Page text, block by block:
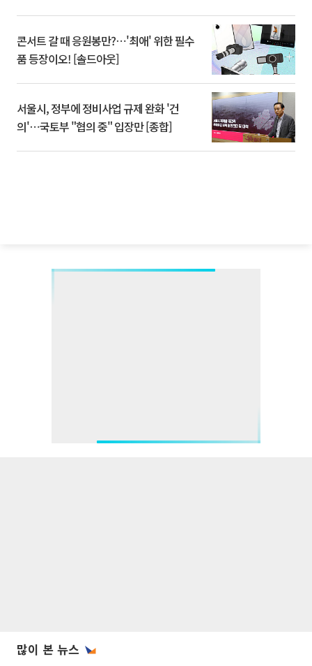
콘서트 갈 때 응원봉만?⋯'최애' 위한 필수
품 등장이오! [솔드아웃]
서울시, 정부에 정비사업 규제 완화 '건
의'⋯국토부 "협의 중" 입장만 [종합]
많이 본 뉴스